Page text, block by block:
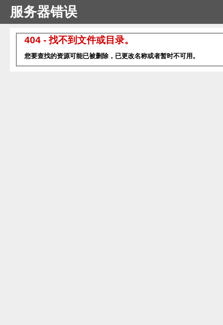
服务器错误
404 - 找不到文件或目录。
您要查找的资源可能已被删除，已更改名称或者暂时不可用。